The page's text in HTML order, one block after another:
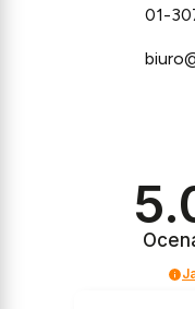
01-